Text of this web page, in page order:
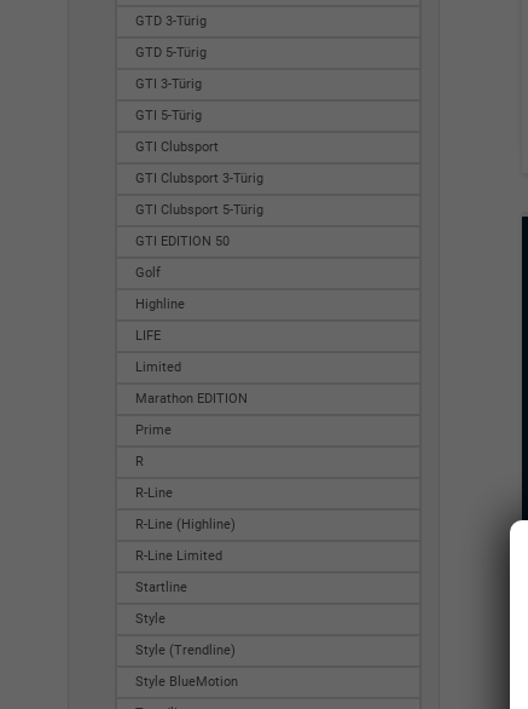
GTD 3-Türig
GTD 5-Türig
GTI 3-Türig
GTI 5-Türig
GTI Clubsport
GTI Clubsport 3-Türig
GTI Clubsport 5-Türig
GTI EDITION 50
Golf
Highline
LIFE
Limited
Marathon EDITION
Prime
R
R-Line
R-Line (Highline)
R-Line Limited
Startline
Style
Style (Trendline)
Style BlueMotion